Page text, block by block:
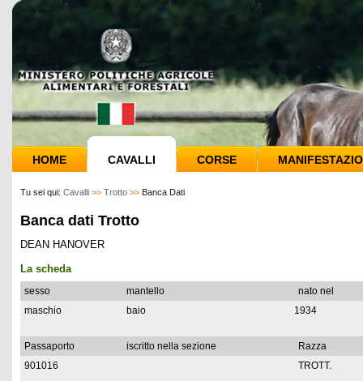
HOME CAVALLI CORSE
Tu sei qui: Cavalli >> Trotto >> Banca Dati
Banca dati Trotto
DEAN HANOVER
La scheda
sesso mantello
nato nel
maschio
baio 1934
Passaporto iscritto nella sezione
Razza
901016
TROTT.